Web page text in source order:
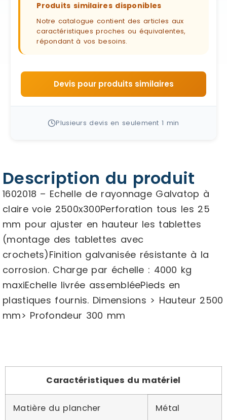
Produits similaires disponibles
Notre catalogue contient des articles aux
caractéristiques proches ou équivalentes,
répondant à vos besoins.
Devis pour produits similaires
Plusieurs devis en seulement 1 min
Description du produit
1602018 – Echelle de rayonnage Galvatop à
claire voie 2500x300Perforation tous les 25
mm pour ajuster en hauteur les tablettes
(montage des tablettes avec
crochets)Finition galvanisée résistante à la
corrosion. Charge par échelle : 4000 kg
maxiEchelle livrée assembléePieds en
plastiques fournis. Dimensions > Hauteur 2500
mm> Profondeur 300 mm
Caractéristiques du matériel
Matière du plancher Métal